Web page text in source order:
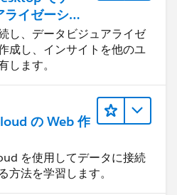
ライゼーショ
し、データビジュアライゼ
成し、インサイトを他のユ
します。
の Web 作
を使用してデータに接続
方法を学習します。